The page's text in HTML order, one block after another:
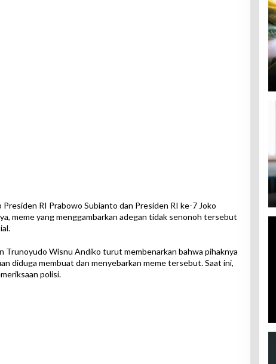
Presiden RI Prabowo Subianto dan Presiden RI ke-7 Joko
meme yang menggambarkan adegan tidak senonoh tersebut
Trunoyudo Wisnu Andiko turut membenarkan bahwa pihaknya
diduga membuat dan menyebarkan meme tersebut. Saat ini,
polisi.